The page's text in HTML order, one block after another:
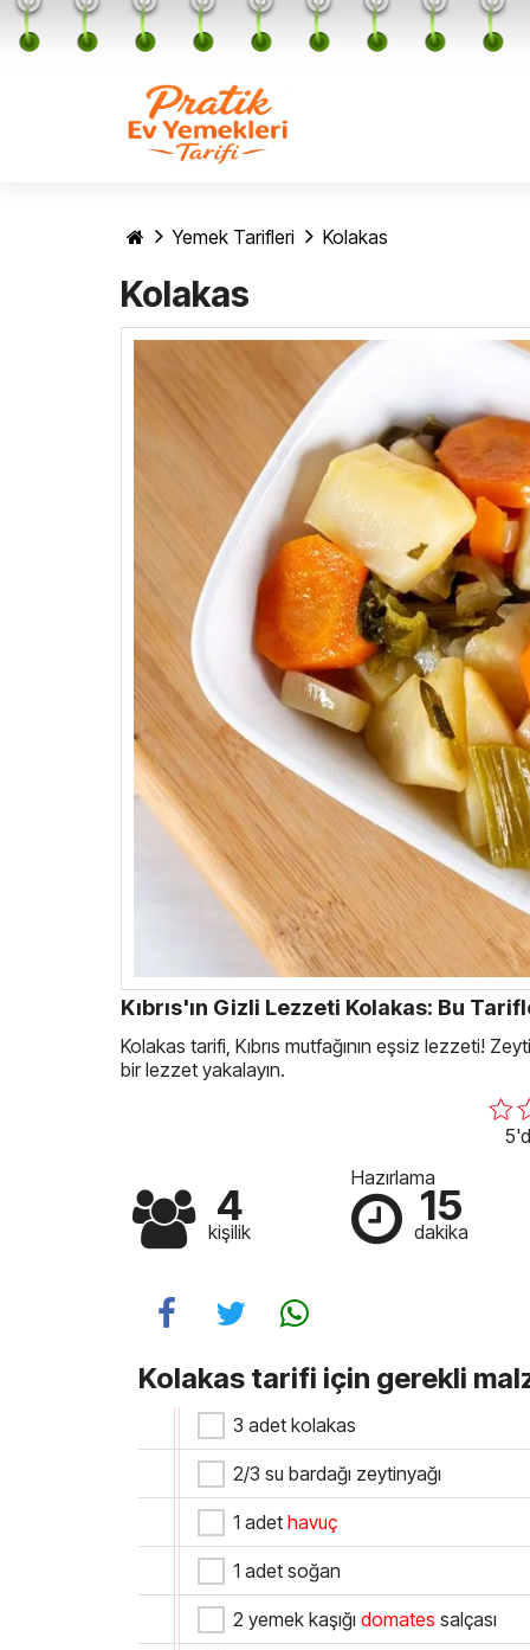
Yemek Tarifleri Kolakas
Kolakas
Kıbrıs'ın Gizli Lezzeti Kolakas: Bu
Kolakas tarifi, Kıbrıs mutfağının eşsiz lezzeti!
bir lezzet yakalayın.
4
kişilik
Hazırlama
15
dakika
Kolakas tarifi için gerekli
3 adet kolakas
2/3 su bardağı zeytinyağı
1 adet havuç
1 adet soğan
2 yemek kaşığı domates salçası